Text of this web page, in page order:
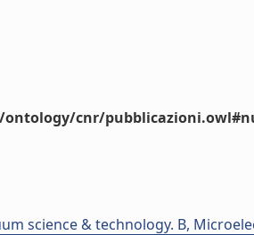
cnr/
science & technology. B,